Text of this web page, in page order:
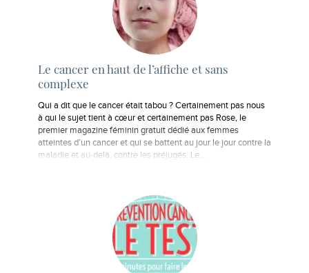
Le cancer en haut de l’affiche et sans
complexe
Qui a dit que le cancer était tabou ? Certainement pas nous
à qui le sujet tient à cœur et certainement pas Rose, le
premier magazine féminin gratuit dédié aux femmes
atteintes d’un cancer et qui se battent au jour le jour contre la
maladie et au-delà, contre les préjugés. Le…